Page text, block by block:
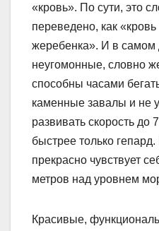
«кровь». По сути, это
переведено, как
жеребенка». И в самом
неугомонные, словно
способны часами
каменные завалы и не
развивать скорость до
быстрее только
прекрасно чувствует
метров над уровнем
Красивые,